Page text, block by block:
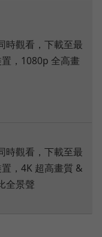
時觀看，下載至最
，1080p 全高畫
時觀看，下載至最
，4K 超高畫質 &
全景聲